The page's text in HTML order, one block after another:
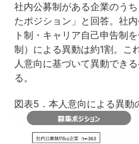
社内公募制がある企業のう
たポジション」と回答。社
ト制・キャリア自己申告制
制）による異動は約1割。こ
人意向に基づいて異動でき
る。
図表5．本人意向による異動